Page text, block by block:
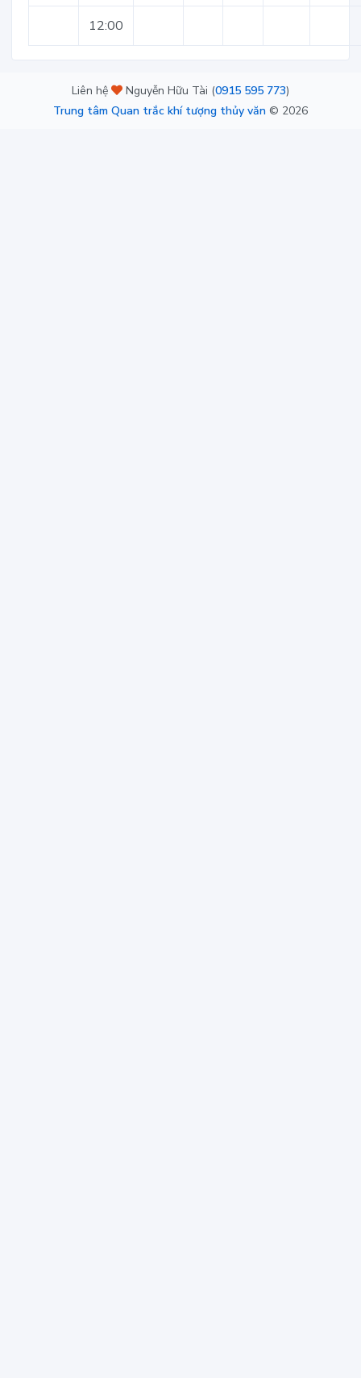
12:00
Liên hệ Nguyễn Hữu Tài (0915 595 773)
Trung tâm Quan trắc khí tượng thủy văn © 2026